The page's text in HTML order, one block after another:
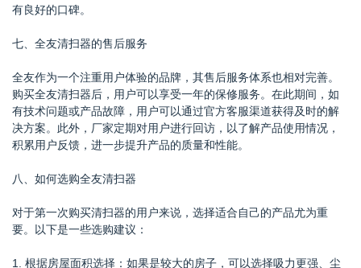
有良好的口碑。
七、全友清扫器的售后服务
全友作为一个注重用户体验的品牌，其售后服务体系也相对完善。
购买全友清扫器后，用户可以享受一年的保修服务。在此期间，如
有技术问题或产品故障，用户可以通过官方客服渠道获得及时的解
决方案。此外，厂家定期对用户进行回访，以了解产品使用情况，
积累用户反馈，进一步提升产品的质量和性能。
八、如何选购全友清扫器
对于第一次购买清扫器的用户来说，选择适合自己的产品尤为重
要。以下是一些选购建议：
1. 根据房屋面积选择：如果是较大的房子，可以选择吸力更强、尘